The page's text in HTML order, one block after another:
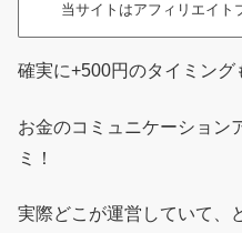
当サイトはアフィリエイト
確実に+500円のタイミング
お金のコミュニケーション
ミ！
実際どこが運営していて、